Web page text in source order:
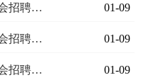
中国民生银行长春分行2020年社会招聘启事 01-09
中国民生银行西宁分行2020年社会招聘启事 01-09
中国民生银行温州分行2020年社会招聘启事 01-09